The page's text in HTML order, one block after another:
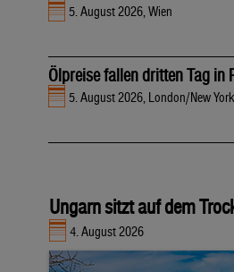
5. August 2026, Wien
Ölpreise fallen dritten Tag in
5. August 2026, London/New York
Ungarn sitzt auf dem
4. August 2026